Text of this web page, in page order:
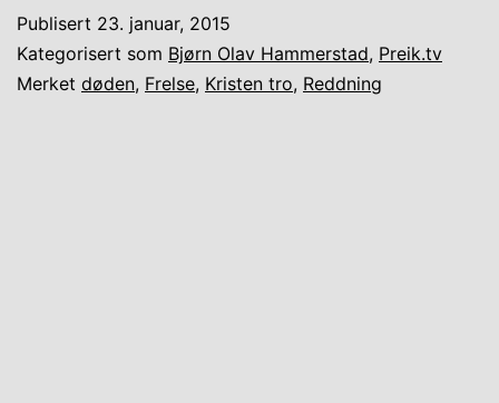
Publisert 23. januar, 2015
Kategorisert som Bjørn Olav Hammerstad, Preik.tv
Merket døden, Frelse, Kristen tro, Reddning